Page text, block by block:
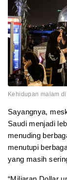
Kehidupan malam
Sayangnya,
Saudi menjadi
menuding
menutupi
yang masih